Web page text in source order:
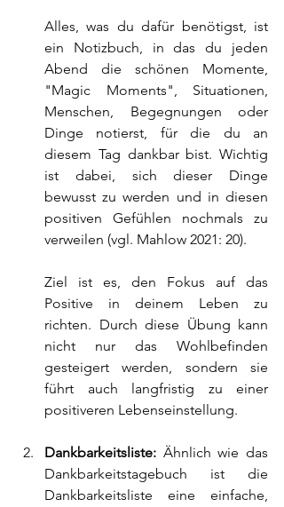
Alles, was du dafür benötigst, ist
ein Notizbuch, in das du jeden
Abend die schönen Momente,
"Magic Moments", Situationen,
Menschen, Begegnungen oder
Dinge notierst, für die du an
diesem Tag dankbar bist. Wichtig
ist dabei, sich dieser Dinge
bewusst zu werden und in diesen
positiven Gefühlen nochmals zu
verweilen (vgl. Mahlow 2021: 20).
Ziel ist es, den Fokus auf das
Positive in deinem Leben zu
richten. Durch diese Übung kann
nicht nur das Wohlbefinden
gesteigert werden, sondern sie
führt auch langfristig zu einer
positiveren Lebenseinstellung.
Dankbarkeitsliste: Ähnlich wie das
Dankbarkeitstagebuch ist die
Dankbarkeitsliste eine einfache,